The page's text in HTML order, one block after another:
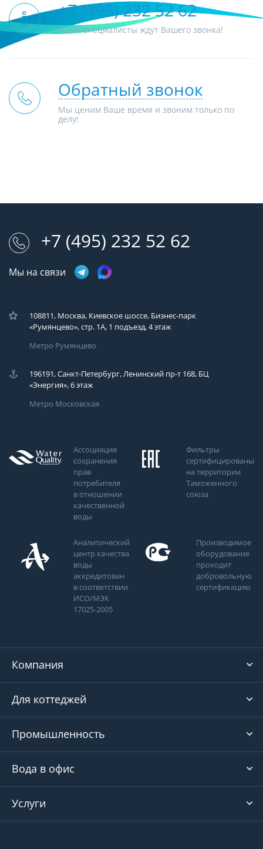
+7 (495) 232 52 62
Наши специалисты ждут Вашего звонка!
Обратный звонок
Мы ценим Ваше время и звоним только по
делу!
+7 (495) 232 52 62
Мы на связи
108811, Москва, Киевское шоссе, Бизнес-парк
«Румянцево», стр. 1А, 1 подъезд, 4 этаж
Метро Румянцево
196191, Санкт-Петербург, Ленинский пр-т 168, БЦ
«Энергия», 6 этаж
Метро Московская
Ассоциация
сохранения
прав
потребителя
в отношении
качественной
воды
Фильтры
сертифицированы
на территории
Таможенного
союза
Аналитический
центр качества
воды
аккредитован
в соответствии
ИСО/МЭК
17025-2005
Производимое
оборудование
проходит
добровольную
сертификацию
Компания
Для коттеджей
Промышленность
Вода в офис
Услуги